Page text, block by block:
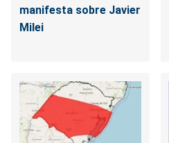
manifesta sobre Javier
Milei